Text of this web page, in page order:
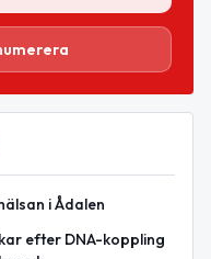
i Ådalen
efter DNA-koppling